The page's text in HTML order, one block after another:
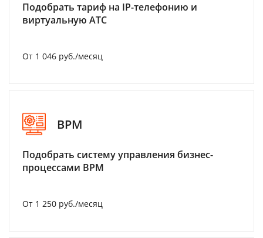
Подобрать тариф на IP-телефонию и
виртуальную АТС
От 1 046 руб./месяц
BPM
Подобрать систему управления бизнес-
процессами BPM
От 1 250 руб./месяц